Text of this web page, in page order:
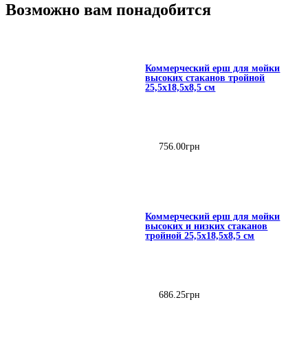
Возможно вам понадобится
Коммерческий ерш для мойки
высоких стаканов тройной
25,5х18,5х8,5 см
756.00грн
Коммерческий ерш для мойки
высоких и низких стаканов
тройной 25,5х18,5х8,5 см
686.25грн